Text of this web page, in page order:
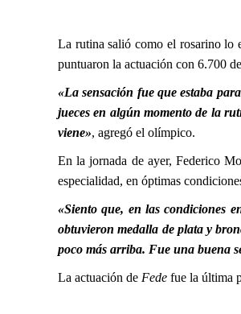
La rutina salió como el rosarino lo
puntuaron la actuación con 6.700
«La sensación fue que estaba
jueces en algún momento de la
viene», agregó el olímpico.
En la jornada de ayer, Federico
especialidad, en óptimas
«Siento que, en las condiciones
obtuvieron medalla de plata y
poco más arriba. Fue una buena
La actuación de Fede fue la última